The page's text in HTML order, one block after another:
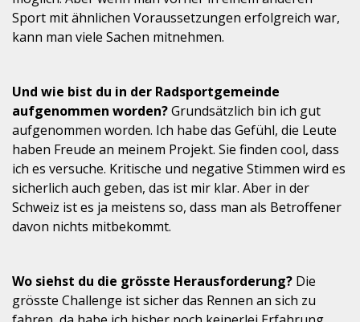
Sport mit ähnlichen Voraussetzungen erfolgreich war,
kann man viele Sachen mitnehmen.
Und wie bist du in der Radsportgemeinde
aufgenommen worden?Grundsätzlich bin ich gut
aufgenommen worden. Ich habe das Gefühl, die Leute
haben Freude an meinem Projekt. Sie finden cool, dass
ich es versuche. Kritische und negative Stimmen wird es
sicherlich auch geben, das ist mir klar. Aber in der
Schweiz ist es ja meistens so, dass man als Betroffener
davon nichts mitbekommt.
Wo siehst du die grösste Herausforderung? Die
grösste Challenge ist sicher das Rennen an sich zu